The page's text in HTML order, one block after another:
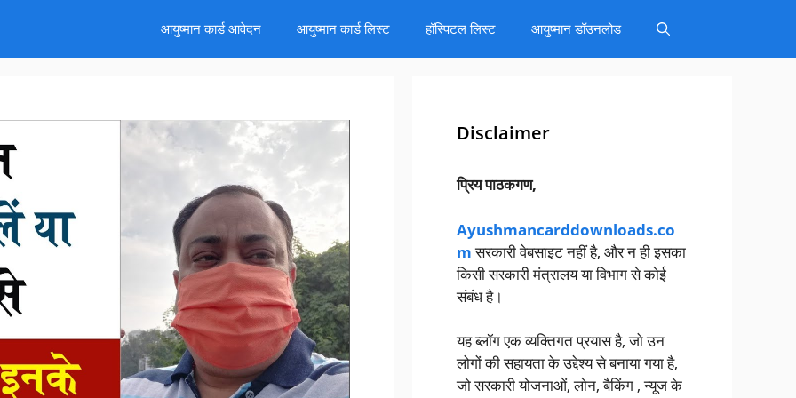
आयुष्मान कार्ड आवेदन आयुष्मान कार्ड लिस्ट हॉस्पिटल लिस्ट आयुष्मान डॉउनलोड
Disclaimer
प्रिय पाठकगण,
Ayushmancarddownloads.co
mसरकारी वेबसाइट नहीं है, और न ही इसका
किसी सरकारी मंत्रालय या विभाग से कोई
संबंध है।
यह ब्लॉग एक व्यक्तिगत प्रयास है, जो उन
लोगों की सहायता के उद्देश्य से बनाया गया है,
जो सरकारी योजनाओं, लोन, बैकिंग , न्यूज के